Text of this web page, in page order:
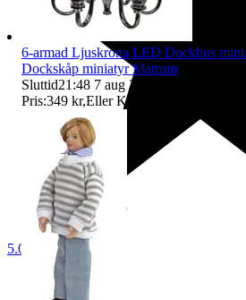
5.0
6-armad Ljuskrona LED Dockhus
Dockskåp miniatyr Matrum
Sluttid21:48 7 aug 21:48
Pris:349 kr,Eller Köp nu